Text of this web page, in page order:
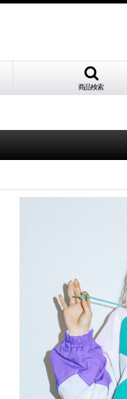
商品検索